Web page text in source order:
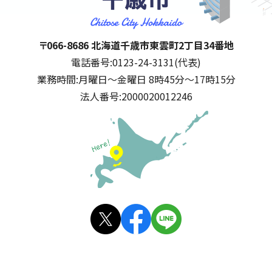
千歳市
住所:
〒066-8686 北海道千歳市東雲町2丁目34番地
電話番号:0123-24-3131(代表)
業務時間:月曜日～金曜日 8時45分～17時15分
法人番号:2000020012246
公式SNS